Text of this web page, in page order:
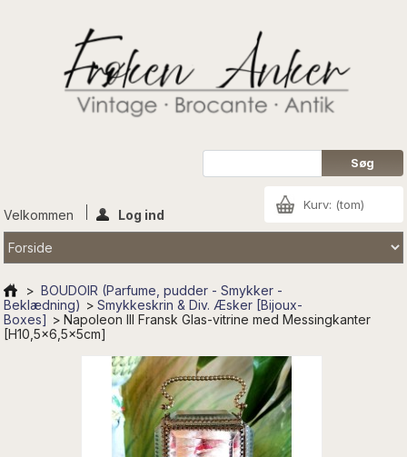
Kurv: (tom)
Velkommen Log ind
> BOUDOIR (Parfume, pudder - Smykker -
Beklædning) > Smykkeskrin & Div. Æsker [Bijoux-
Boxes] > Napoleon lll Fransk Glas-vitrine med Messingkanter
[H10,5x6,5x5cm]